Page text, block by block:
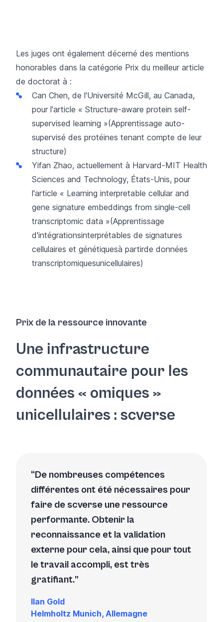
Les juges ont également décerné des mentions
honorables dans la catégorie Prix du meilleur article
de doctorat à :
Can Chen, de l'Université McGill, au Canada,
pour l'article « Structure-aware protein self-
supervised learning »(Apprentissage auto-
supervisé des protéines tenant compte de leur
structure)
Yifan Zhao, actuellement à Harvard-MIT Health
Sciences and Technology, États-Unis, pour
l'article « Learning interpretable cellular and
gene signature embeddings from single-cell
transcriptomic data »(Apprentissage
d'intégrationsinterprétables de signatures
cellulaires et génétiquesà partirde données
transcriptomiquesunicellulaires)
Prix de la ressource innovante
Une infrastructure
communautaire pour les
données « omiques »
unicellulaires : scverse
De nombreuses compétences
différentes ont été nécessaires pour
faire de scverse une ressource
performante. Obtenir la
reconnaissance et la validation
externe pour cela, ainsi que pour tout
le travail accompli, est très
gratifiant.
Ilan Gold
Helmholtz Munich, Allemagne